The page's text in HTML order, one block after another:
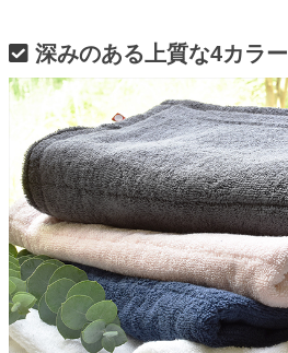
深みのある上質な4カラー